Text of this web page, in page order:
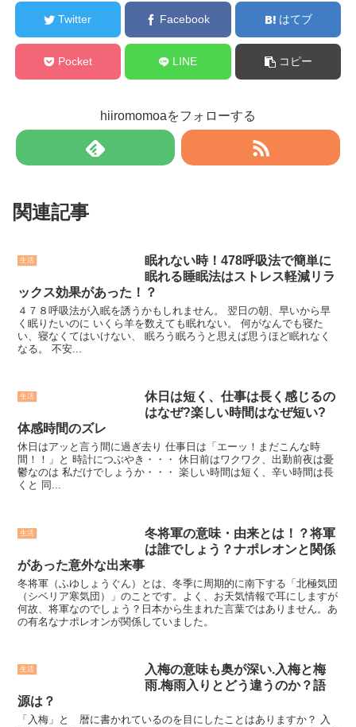
Twitter Facebook はてブ
Pocket LINE コピー
hiiromomoaをフォローする
関連記事
生活
眠れない時！478呼吸法で簡単に
眠れる睡眠法はストレス軽減リラ
ックス効果があった！？
４７８呼吸法が入眠を誘うかもしれません。 翌日の朝、早いから早
く眠りたいのに いくら羊を数えても眠れない。 何がなんでも寝た
い、寝なくてはいけない、 眠ろう眠ろうと思えば思うほど眠れなく
なる。 不安...
生活
休日は短く、仕事は長く感じるの
はなぜ?楽しい時間はなぜ短い?
体感時間のズレ
休日はアッと言う間に過ぎ去り 仕事日は「エーッ！まだこんな時
間！！」と 時計につぶやき・・・ 休日前はワクワク、出勤前夜は憂
鬱なのは 私だけでしょうか・・・ 楽しい時間は短く、辛い時間は長
くと 同...
生活
冬将軍の意味・由来とは！？将軍
は誰でしょう？ナポレオンと関係
があった意外な出来事
冬将軍（ふゆしょうぐん）とは、冬季に周期的に南下する「北極気団
（シベリア寒気団）」のことです。よく、お天気情報で耳にしますが
何故、将軍なのでしょう？日本から生まれた言葉ではありません。あ
の有名なナポレオンが関係していました。
生活
入梅の意味も奥が深い.入梅と梅
雨.梅雨入りとどう違うのか？語
源は？
「入梅」と 暦に書かれているのを目にしたことはありますか？ 入